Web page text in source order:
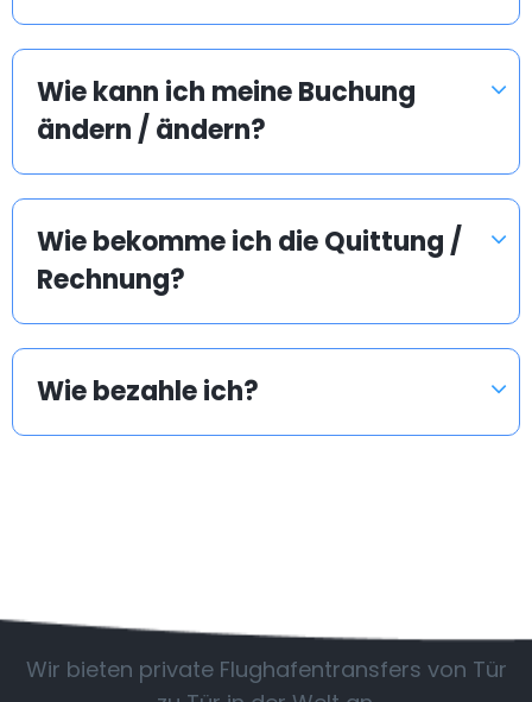
Wie kann ich meine Buchung
ändern / ändern?
Wie bekomme ich die Quittung /
Rechnung?
Wie bezahle ich?
Wir bieten private Flughafentransfers von Tür